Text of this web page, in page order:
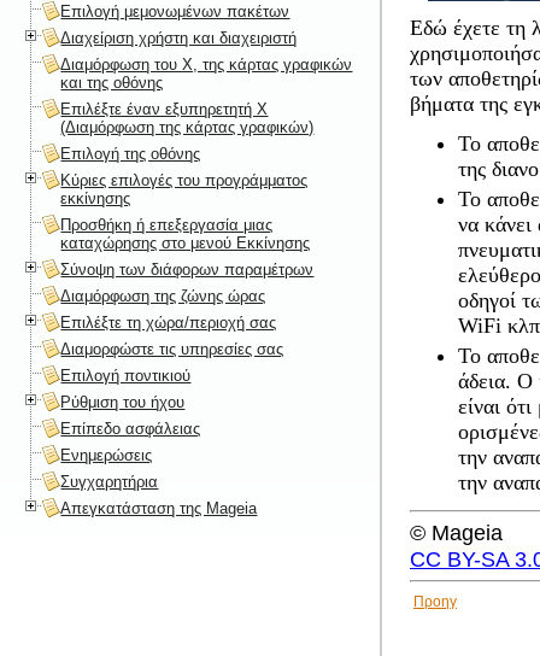
Εδώ έχετε τη
των
βήματα της
Το
της
Το
να κάνει
οδηγοί
WiFi
Το
άδεια. Ο
είναι
την
την
© Mageia
CC BY-SA
Προηγ
Επιλογή μεμονωμένων πακέτων
Διαχείριση χρήστη και διαχειριστή
Διαμόρφωση του X, της κάρτας γραφικών
και της οθόνης
Επιλέξτε έναν εξυπηρετητή X
(Διαμόρφωση της κάρτας γραφικών)
Επιλογή της οθόνης
Κύριες επιλογές του προγράμματος
εκκίνησης
Προσθήκη ή επεξεργασία μιας
καταχώρησης στο μενού Εκκίνησης
Σύνοψη των διάφορων παραμέτρων
Διαμόρφωση της ζώνης ώρας
Επιλέξτε τη χώρα/περιοχή σας
Διαμορφώστε τις υπηρεσίες σας
Επιλογή ποντικιού
Ρύθμιση του ήχου
Επίπεδο ασφάλειας
Ενημερώσεις
Συγχαρητήρια
Απεγκατάσταση της Mageia